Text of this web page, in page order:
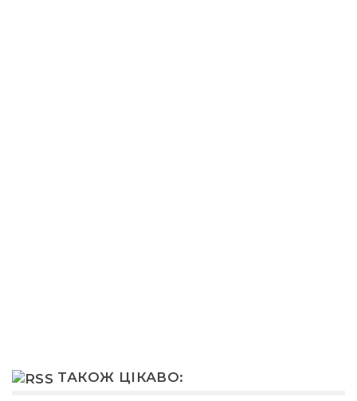
ТАКОЖ ЦІКАВО: